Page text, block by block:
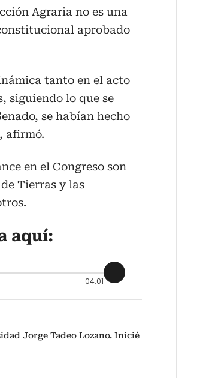
Agraria no es una
aprobado
tanto en el acto
siguiendo lo que se
se habían hecho
afirmó.
en el Congreso son
Tierras y las
aquí:
04:01
Jorge Tadeo Lozano. Inicié